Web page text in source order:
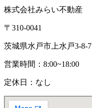
株式会社みらい不動産
〒310-0041
茨城県水戸市上水戸3-8-7
営業時間：8:00~18:00
定休日：なし